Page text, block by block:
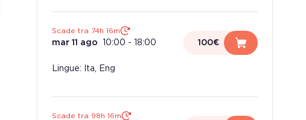
Scade tra 74h 16m
mar 11 ago 10:00 - 18:00 100€
Lingue: Ita, Eng
Scade tra 98h 16m